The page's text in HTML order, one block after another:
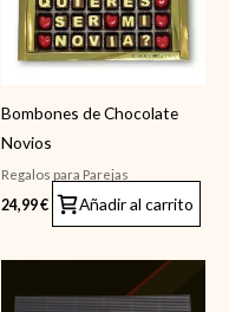
Bombones de Chocolate
Novios
Regalos para Parejas
24,99€ Añadir al carrito